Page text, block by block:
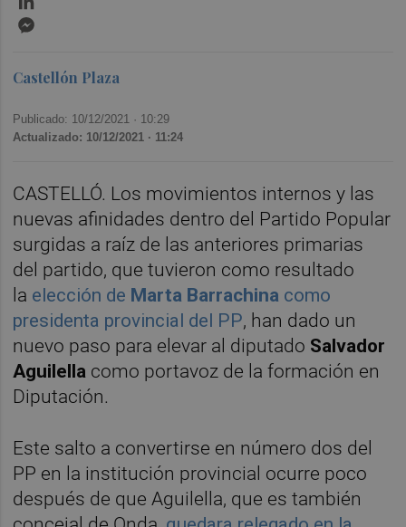
Castellón Plaza
Publicado: 10/12/2021 · 10:29
Actualizado: 10/12/2021 · 11:24
CASTELLÓ. Los movimientos internos y las
nuevas afinidades dentro del Partido Popular
surgidas a raíz de las anteriores primarias
del partido, que tuvieron como resultado
la elección de Marta Barrachina como
presidenta provincial del PP, han dado un
nuevo paso para elevar al diputado Salvador
Aguilella como portavoz de la formación en
Diputación.
Este salto a convertirse en número dos del
PP en la institución provincial ocurre poco
después de que Aguilella, que es también